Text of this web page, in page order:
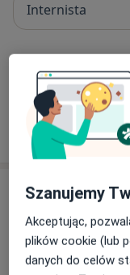
Internista
lek.
Adres
Szanujemy
Akceptując,
plików cookie (lub
danych do celów